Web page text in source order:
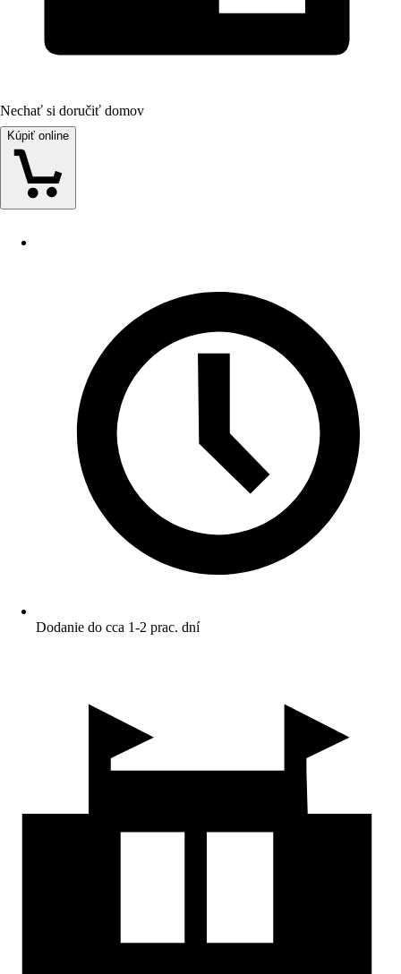
Nechať si doručiť domov
Kúpiť online
Dodanie do cca 1-2 prac. dní